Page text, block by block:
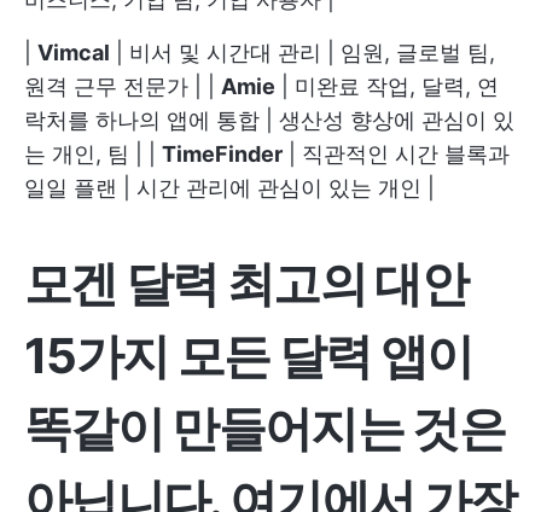
Vimcal | 비서 및 시간대 관리 | 임원, 글로벌 팀,
원격 근무 전문가 | | Amie | 미완료 작업, 달력, 연
락처를 하나의 앱에 통합 | 생산성 향상에 관심이 있
는 개인, 팀 | | TimeFinder | 직관적인 시간 블록과
일일 플랜 | 시간 관리에 관심이 있는 개인 |
모겐 달력 최고의 대안
15가지 모든 달력 앱이
똑같이 만들어지는 것은